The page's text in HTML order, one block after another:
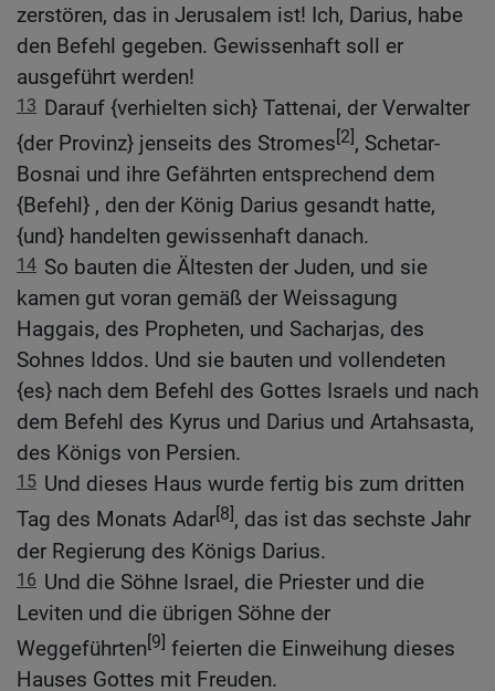
zerstören, das in Jerusalem ist! Ich, Darius, habe
den Befehl gegeben. Gewissenhaft soll er
ausgeführt werden!
13 Darauf {verhielten sich} Tattenai, der Verwalter
{der Provinz} jenseits des Stromes[2], Schetar-
Bosnai und ihre Gefährten entsprechend dem
{Befehl} , den der König Darius gesandt hatte,
{und} handelten gewissenhaft danach.
14 So bauten die Ältesten der Juden, und sie
kamen gut voran gemäß der Weissagung
Haggais, des Propheten, und Sacharjas, des
Sohnes Iddos. Und sie bauten und vollendeten
{es} nach dem Befehl des Gottes Israels und nach
dem Befehl des Kyrus und Darius und Artahsasta,
des Königs von Persien.
15 Und dieses Haus wurde fertig bis zum dritten
Tag des Monats Adar[8], das ist das sechste Jahr
der Regierung des Königs Darius.
16 Und die Söhne Israel, die Priester und die
Leviten und die übrigen Söhne der
Weggeführten[9] feierten die Einweihung dieses
Hauses Gottes mit Freuden.